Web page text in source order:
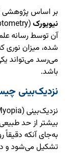
بر اساس پژوهشی
نیویورک
آن توسط رسانه
شده، میزان نوری
می‌رسد می‌تواند
باشد.
نزدیک‌بینی
بیشتر از حد
به‌جای آنکه
تشکیل می‌شود و در